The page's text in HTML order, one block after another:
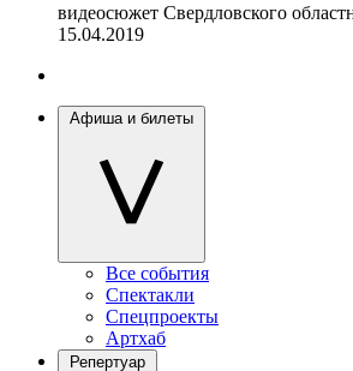
видеосюжет Свердловского
15.04.2019
Афиша и билеты
Все события
Спектакли
Спецпроекты
Артхаб
Репертуар